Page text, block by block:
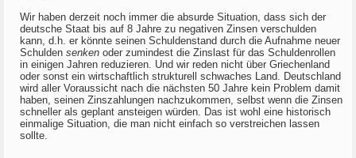
Wir haben derzeit noch immer die absurde Situation, dass sich der
deutsche Staat bis auf 8 Jahre zu negativen Zinsen verschulden
kann, d.h. er könnte seinen Schuldenstand durch die Aufnahme neuer
Schulden senken oder zumindest die Zinslast für das Schuldenrollen
in einigen Jahren reduzieren. Und wir reden nicht über Griechenland
oder sonst ein wirtschaftlich strukturell schwaches Land. Deutschland
wird aller Voraussicht nach die nächsten 50 Jahre kein Problem damit
haben, seinen Zinszahlungen nachzukommen, selbst wenn die Zinsen
schneller als geplant ansteigen würden. Das ist wohl eine historisch
einmalige Situation, die man nicht einfach so verstreichen lassen
sollte.